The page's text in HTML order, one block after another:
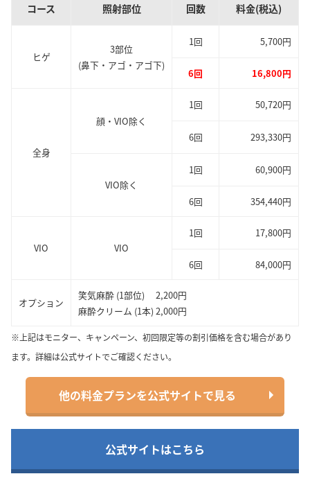
コース 照射部位 回数 料金(税込)
ヒゲ
3部位
(鼻下・アゴ・アゴ下)
1回 5,700円
6回 16,800円
全身
顔・VIO除く
1回 50,720円
6回 293,330円
VIO除く
1回 60,900円
6回 354,440円
VIO VIO
1回 17,800円
6回 84,000円
オプション
笑気麻酔 (1部位) 2,200円
麻酔クリーム (1本) 2,000円
※上記はモニター、キャンペーン、初回限定等の割引価格を含む場合があり
ます。詳細は公式サイトでご確認ください。
他の料金プランを公式サイトで見る
公式サイトはこちら